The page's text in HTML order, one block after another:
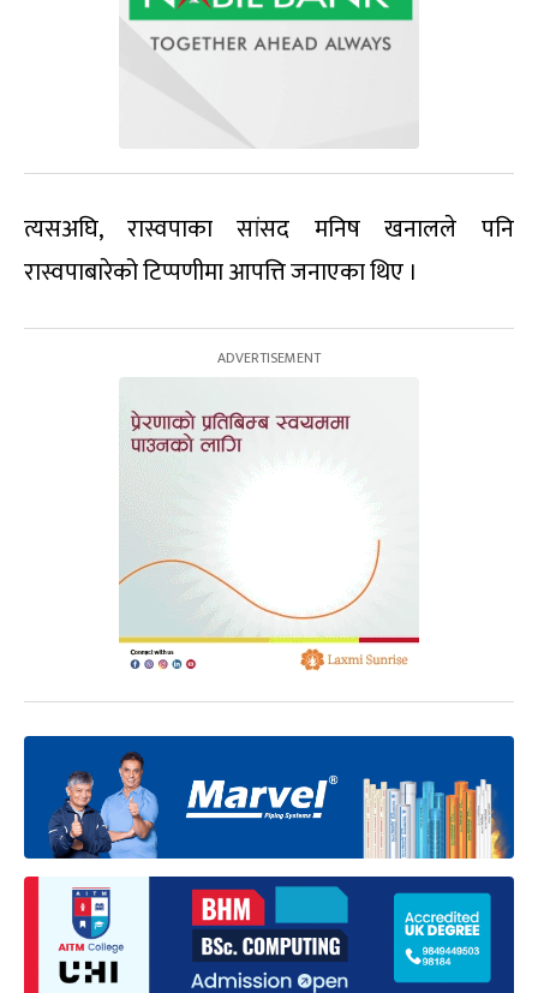
त्यसअघि, रास्वपाका सांसद मनिष खनालले पनि
रास्वपाबारेको टिप्पणीमा आपत्ति जनाएका थिए ।